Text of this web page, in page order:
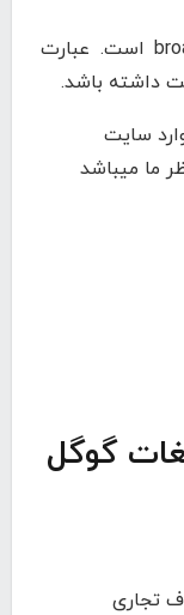
exact match دقیقا مقابل broad match است. عبارت
داشته باشد.
سایت
ما میباشد
گوگل
تجاری